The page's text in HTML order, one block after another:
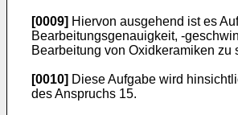
[0009] Hiervon ausgehend ist es
Bearbeitungsgenauigkeit, -
Bearbeitung von Oxidkeramiken zu
[0010] Diese Aufgabe wird
des Anspruchs 15.